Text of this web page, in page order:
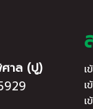
าล (ปู)
เ
เ